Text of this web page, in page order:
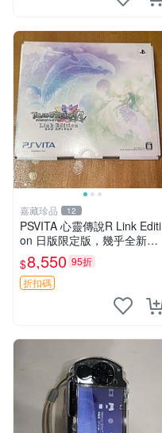
嘉藏珍品 12
PSVITA 心靈傳說R Link Editi
on 日版限定版，幾乎全新，
配件齊全，原裝包裝盒，說明
書，底座，掛件，布袋，卡都
在，游戲光盤已拆封但保存
$8,550 95折
折扣碼